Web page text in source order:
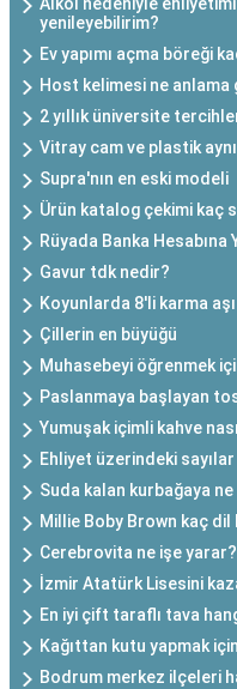
yenileyebilirim?
Ev yapımı açma böreği
Host kelimesi ne anlama
2 yıllık üniversite
Vitray cam ve plastik aynı
Supra'nın en eski modeli
Ürün katalog çekimi kaç
Rüyada Banka Hesabına
Gavur tdk nedir?
Koyunlarda 8'li karma
Çillerin en büyüğü
Muhasebeyi öğrenmek
Paslanmaya başlayan
Yumuşak içimli kahve
Ehliyet üzerindeki
Suda kalan kurbağaya
Millie Boby Brown kaç dil
Cerebrovita ne işe yarar?
İzmir Atatürk Lisesini
En iyi çift taraflı tava
Kağıttan kutu yapmak
Bodrum merkez ilçeleri